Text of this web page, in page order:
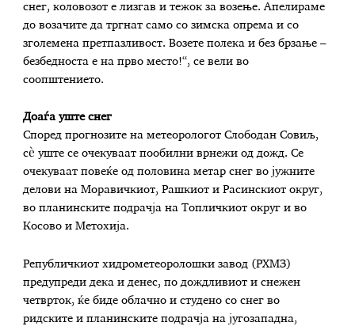
снег, коловозот е лизгав и тежок за возење. Апелираме
до возачите да тргнат само со зимска опрема и со
зголемена претпазливост. Возете полека и без брзање –
безбедноста е на прво место!“, се вели во
соопштението.
Доаѓа уште снег
Според прогнозите на метеорологот Слободан Совиљ,
сè уште се очекуваат пообилни врнежи од дожд. Се
очекуваат повеќе од половина метар снег во јужните
делови на Моравичкиот, Рашкиот и Расинскиот округ,
во планинските подрачја на Топличкиот округ и во
Косово и Метохија.
Републичкиот хидрометеоролошки завод (РХМЗ)
предупреди дека и денес, по дождливиот и снежен
четврток, ќе биде облачно и студено со снег во
ридските и планинските подрачја на југозападна,